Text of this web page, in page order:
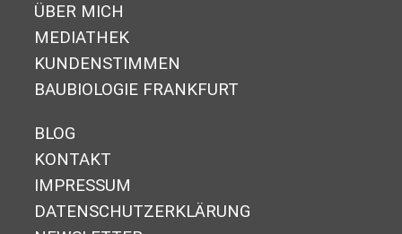
ÜBER MICH
MEDIATHEK
KUNDENSTIMMEN
BAUBIOLOGIE FRANKFURT
BLOG
KONTAKT
IMPRESSUM
DA­TEN­SCHUTZ­ER­KLÄ­RUNG